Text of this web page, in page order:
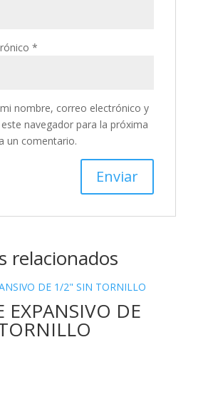
*
nombre, correo electrónico y
navegador para la próxima
un comentario.
relacionados
EXPANSIVO DE